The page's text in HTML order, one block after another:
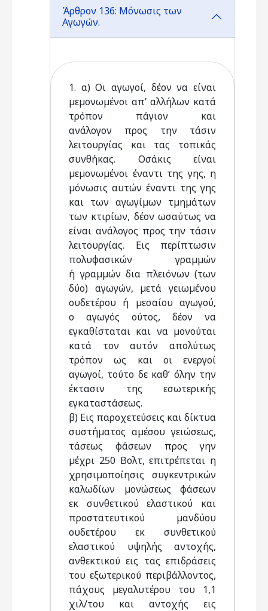
Άρθρον 136: Μόνωσις των
Αγωγών.
1. α) Οι αγωγοί, δέον να είναι
µεµονωµένοι απ’ αλλήλων κατά
τρόπον πάγιον και
ανάλογον προς την τάσιν
λειτουργίας και τας τοπικάς
συνθήκας. Οσάκις είναι
µεµονωµένοι έναντι της γης, η
µόνωσις αυτών έναντι της γης
και των αγωγίµων τµηµάτων
των κτιρίων, δέον ωσαύτως να
είναι ανάλογος προς την τάσιν
λειτουργίας. Εις περίπτωσιν
πολυφασικών γραµµών
ή γραµµών δια πλειόνων (των
δύο) αγωγών, µετά γειωµένου
ουδετέρου ή µεσαίου αγωγού,
ο αγωγός ούτος, δέον να
εγκαθίσταται και να µονούται
κατά τον αυτόν απολύτως
τρόπον ως και οι ενεργοί
αγωγοί, τούτο δε καθ’ όλην την
έκτασιν της εσωτερικής
εγκαταστάσεως.
β) Εις παροχετεύσεις και δίκτυα
συστήµατος αµέσου γειώσεως,
τάσεως φάσεων προς γην
µέχρι 250 Βολτ, επιτρέπεται η
χρησιµοποίησις συγκεντρικών
καλωδίων µονώσεως φάσεων
εκ συνθετικού ελαστικού και
προστατευτικού µανδύου
ουδετέρου εκ συνθετικού
ελαστικού υψηλής αντοχής,
ανθεκτικού εις τας επιδράσεις
του εξωτερικού περιβάλλοντος,
πάχους µεγαλυτέρου του 1,1
χιλ/του και αντοχής εις